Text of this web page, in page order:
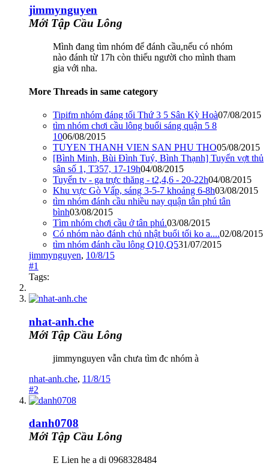
jimmynguyen
Mới Tập Cầu Lông
Mình đang tìm nhóm để đánh cầu,nếu có nhóm
nào đánh từ 17h còn thiếu người cho mình tham
gia với nha.
More Threads in same category
Tipifm nhóm đáng tối Thứ 3 5 Sân Kỳ Hoà07/08/2015
tìm nhóm chơi cầu lông buổi sáng quận 5 8
1006/08/2015
TUYEN THANH VIEN SAN PHU THO05/08/2015
[Bình Minh, Bùi Đình Tuý, Bình Thạnh] Tuyển vợt thủ
sân số 1, T357, 17-19h04/08/2015
Tuyển tv - ga trực thăng - t2,4,6 - 20-22h04/08/2015
Khu vực Gò Vấp, sáng 3-5-7 khoảng 6-8h03/08/2015
tìm nhóm đánh cầu nhiều nay quận tân phú tân
bình03/08/2015
Tìm nhóm chơi cầu ở tân phú.03/08/2015
Có nhóm nào đánh chủ nhật buổi tối ko a....02/08/2015
tìm nhóm đánh cầu lông Q10,Q531/07/2015
jimmynguyen, 10/8/15
#1
Tags:
nhat-anh.che
Mới Tập Cầu Lông
jimmynguyen vẫn chưa tìm đc nhóm à
nhat-anh.che, 11/8/15
#2
danh0708
Mới Tập Cầu Lông
E Lien he a di 0968328484